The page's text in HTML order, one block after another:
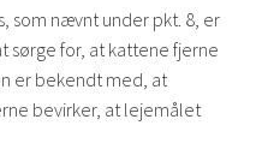
som nævnt under pkt. 8, er
sørge for, at kattene fjerne
er bekendt med, at
bevirker, at lejemålet